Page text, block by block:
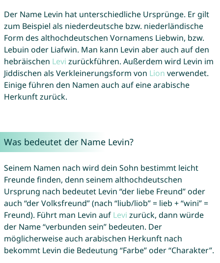
Der Name Levin hat unterschiedliche Ursprünge. Er gilt
zum Beispiel als niederdeutsche bzw. niederländische
Form des althochdeutschen Vornamens Liebwin, bzw.
Lebuin oder Liafwin. Man kann Levin aber auch auf den
hebräischen Levi zurückführen. Außerdem wird Levin im
Jiddischen als Verkleinerungsform von Lion verwendet.
Einige führen den Namen auch auf eine arabische
Herkunft zurück.
Was bedeutet der Name Levin?
Seinem Namen nach wird dein Sohn bestimmt leicht
Freunde finden, denn seinem althochdeutschen
Ursprung nach bedeutet Levin “der liebe Freund” oder
auch “der Volksfreund” (nach “liub/liob” = lieb + “wini” =
Freund). Führt man Levin auf Levi zurück, dann würde
der Name “verbunden sein” bedeuten. Der
möglicherweise auch arabischen Herkunft nach
bekommt Levin die Bedeutung “Farbe” oder “Charakter”.